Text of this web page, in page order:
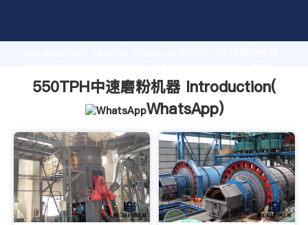
production capability, advanced research strength
customers.
550TPH中速磨粉机器 Introduction(
WhatsApp)